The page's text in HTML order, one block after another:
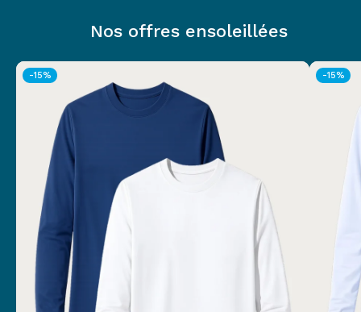
Nos offres ensoleillées
-15% -15%